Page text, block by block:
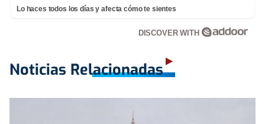
Lo haces todos los días y afecta cómo te sientes
DISCOVER WITH
Noticias Relacionadas